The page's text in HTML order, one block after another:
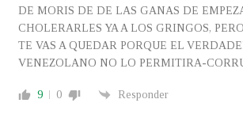
DE MORIS DE DE LAS GANAS DE
CHOLERARLES YA A LOS GRINGOS,
TE VAS A QUEDAR PORQUE EL
VENEZOLANO NO LO PERMITIRA-
9 0 Responder